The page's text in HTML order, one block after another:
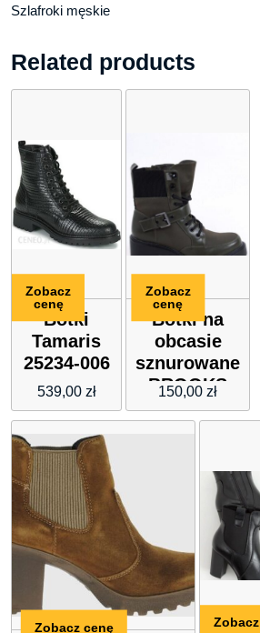
Szlafroki męskie
Related products
Botki
Tamaris
25234-006
539,00 zł
Zobacz
cenę
Botki na
obcasie
sznurowane
BROOKS
DK.GREEN
Inello
150,00 zł
Zobacz
cenę
Zobacz cenę
Zobacz